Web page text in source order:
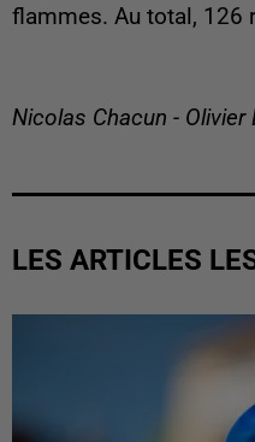
flammes. Au total, 126
Nicolas Chacun - Olivier
LES ARTICLES